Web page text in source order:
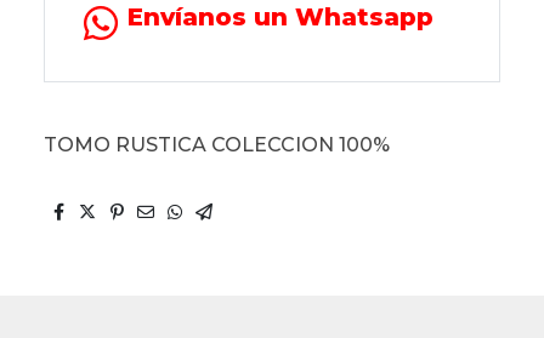
Envíanos un Whatsapp
TOMO RUSTICA COLECCION 100%